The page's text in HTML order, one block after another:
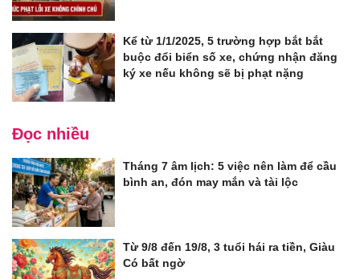
Kể từ 1/1/2025, 5 trường hợp bắt bắt
buộc đổi biển số xe, chứng nhận đăng
ký xe nếu không sẽ bị phạt nặng
Đọc nhiều
Tháng 7 âm lịch: 5 việc nên làm để cầu
bình an, đón may mắn và tài lộc
Từ 9/8 đến 19/8, 3 tuổi hái ra tiền, Giàu
Có bất ngờ